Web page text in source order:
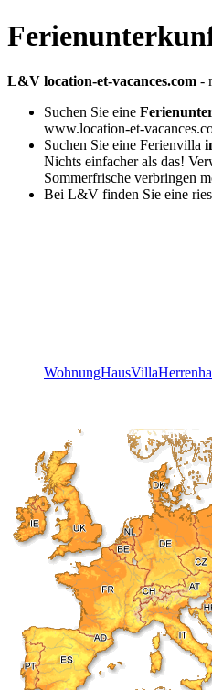
L&V location-et-vacances.com -
Suchen Sie eine
www.location-et-
Suchen Sie eine Ferienvilla
Nichts einfacher als das!
Sommerfrische verbringen
Bei L&V finden Sie eine
WohnungHausVilla